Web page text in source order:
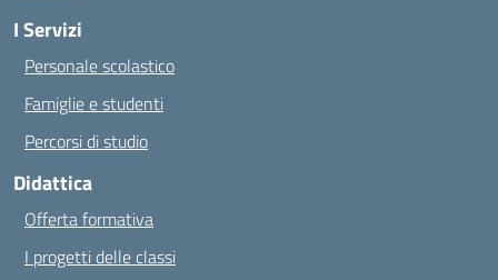
I Servizi
Personale scolastico
Famiglie e studenti
Percorsi di studio
Didattica
Offerta formativa
I progetti delle classi